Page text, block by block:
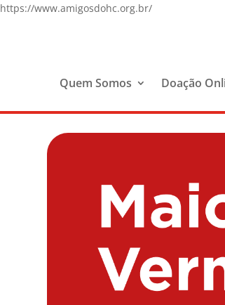
https://www.amigosdohc.org.br/
Quem Somos Doação